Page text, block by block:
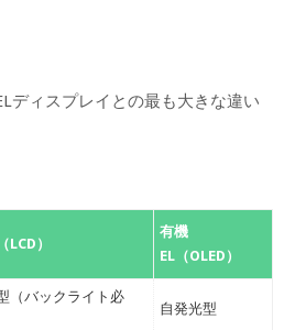
ディスプレイとの最も大きな違い
LCD）
有機
EL（OLED）
（バックライト必
自発光型